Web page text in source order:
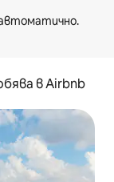
в Airbnb